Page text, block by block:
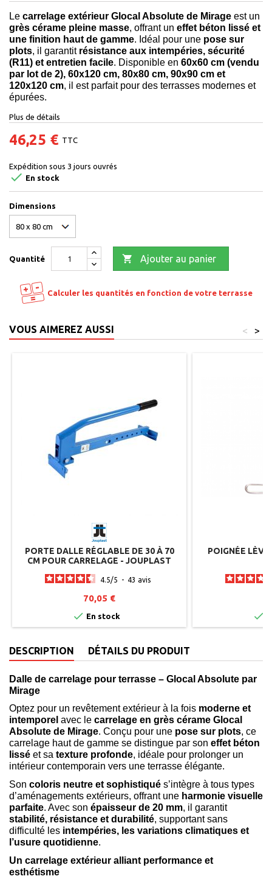
Le carrelage extérieur Glocal Absolute de Mirage est un
grès cérame pleine masse, offrant un effet béton lissé et
une finition haut de gamme. Idéal pour une pose sur
plots, il garantit résistance aux intempéries, sécurité
(R11) et entretien facile. Disponible en 60x60 cm (vendu
par lot de 2), 60x120 cm, 80x80 cm, 90x90 cm et
120x120 cm, il est parfait pour des terrasses modernes et
épurées.
Plus de détails
46,25 € TTC
Expédition sous 3 jours ouvrés
 En stock
Dimensions
Quantité  Ajouter au panier
Calculer les quantités en fonction de votre terrasse
VOUS AIMEREZ AUSSI >
<
PORTE DALLE RÉGLABLE DE 30 À 70
CM POUR CARRELAGE - JOUPLAST
4.5/5 - 43 avis
70,05 €
 En stock
POIGNÉE

DESCRIPTION DÉTAILS DU PRODUIT
Dalle de carrelage pour terrasse – Glocal Absolute par
Mirage
Optez pour un revêtement extérieur à la fois moderne et
intemporel avec le carrelage en grès cérame Glocal
Absolute de Mirage. Conçu pour une pose sur plots, ce
carrelage haut de gamme se distingue par son effet béton
lissé et sa texture profonde, idéale pour prolonger un
intérieur contemporain vers une terrasse élégante.
Son coloris neutre et sophistiqué s’intègre à tous types
d’aménagements extérieurs, offrant une harmonie visuelle
parfaite. Avec son épaisseur de 20 mm, il garantit
stabilité, résistance et durabilité, supportant sans
difficulté les intempéries, les variations climatiques et
l’usure quotidienne.
Un carrelage extérieur alliant performance et
esthétisme